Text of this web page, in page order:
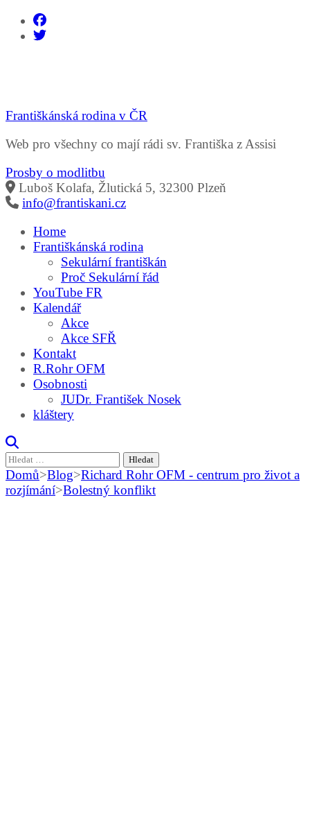
Františkánská rodina v ČR
Web pro všechny co mají rádi sv. Františka z Assisi
Prosby o modlitbu
Luboš Kolafa, Žlutická 5, 32300 Plzeň
info@frantiskani.cz
Home
Františkánská rodina
Sekulární františkán
Proč Sekulární řád
YouTube FR
Kalendář
Akce
Akce SFŘ
Kontakt
R.Rohr OFM
Osobnosti
JUDr. František Nosek
kláštery
Vyhledávání
Domů>Blog>Richard Rohr OFM - centrum pro život a
rozjímání>Bolestný konflikt